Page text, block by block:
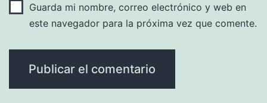
Guarda mi nombre, correo electrónico y web en
este navegador para la próxima vez que comente.